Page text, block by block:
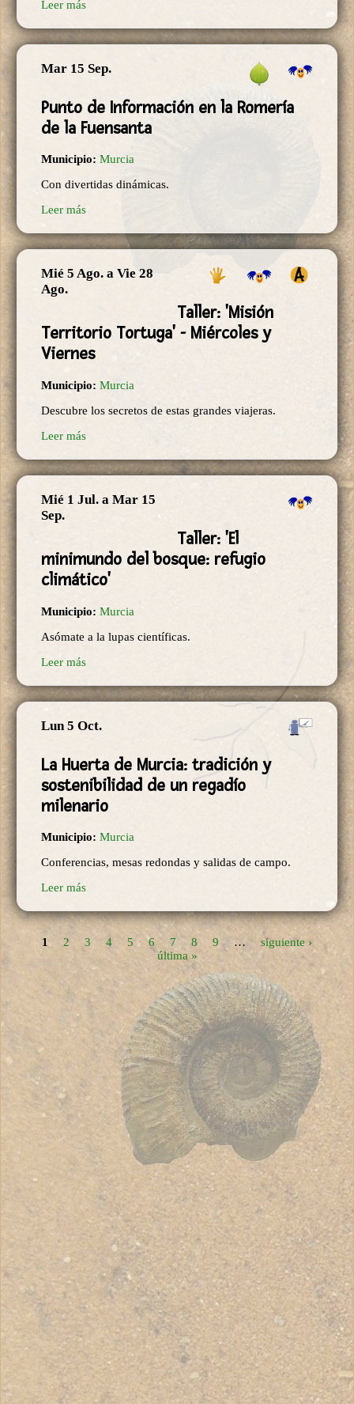
Leer más
Mar 15 Sep.
Punto de Información en la Romería
de la Fuensanta
Municipio: Murcia
Con divertidas dinámicas.
Leer más
Mié 5 Ago. a Vie 28
Ago.
Taller: 'Misión
Territorio Tortuga' - Miércoles y
Viernes
Municipio: Murcia
Descubre los secretos de estas grandes viajeras.
Leer más
Mié 1 Jul. a Mar 15
Sep.
Taller: 'El
minimundo del bosque: refugio
climático'
Municipio: Murcia
Asómate a la lupas científicas.
Leer más
Lun 5 Oct.
La Huerta de Murcia: tradición y
sostenibilidad de un regadío
milenario
Municipio: Murcia
Conferencias, mesas redondas y salidas de campo.
Leer más
Páginas
1 2 3 4 5 6 7 8 9 …
siguiente ›
última »